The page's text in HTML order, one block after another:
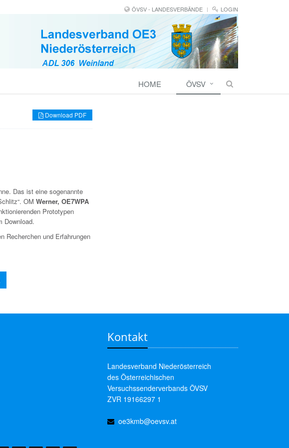
ÖVSV - LANDESVERBÄNDE LOGIN
HOME ÖVSV
Download PDF
Das ist eine sogenannte
OMWerner, OE7WPA
Prototypen
Download.
Recherchen und Erfahrungen
Kontakt
Landesverband Niederösterreich
des Österreichischen
Versuchssenderverbands ÖVSV
ZVR 19166297 1
oe3kmb@oevsv.at